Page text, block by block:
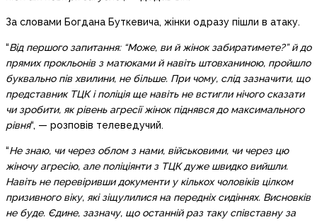
За словами Богдана Буткевича, жінки одразу пішли в атаку.
“Від першого запитання: “Може, ви й жінок забиратимете?” й до
прямих прокльонів з матюками й навіть штовханиною, пройшло
буквально пів хвилини, не більше. При чому, слід зазначити, що
представник ТЦК і поліція ще навіть не встигли нічого сказати
чи зробити, як рівень агресії жінок піднявся до максимального
рівня“, — розповів телеведучий.
“Не знаю, чи через облом з нами, військовими, чи через цю
жіночу агресію, але поліціянти з ТЦК дуже швидко вийшли.
Навіть не перевіривши документи у кількох чоловіків цілком
призивного віку, які зіщулилися на передніх сидіннях. Висновків
не буде. Єдине, зазначу, що останній раз таку співставну за